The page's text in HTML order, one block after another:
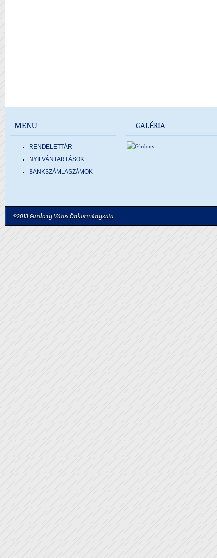
MENÜ
RENDELETTÁR
NYILVÁNTARTÁSOK
BANKSZÁMLASZÁMOK
GALÉRIA
©2013 Gárdony Város Önkormányzata